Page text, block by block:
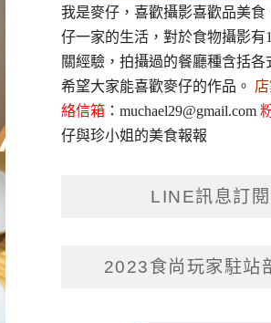
我是麥仔，喜歡攝影喜歡品美食
仔一家的生活，對於食物攝影有
關經驗，拍攝過的餐廳種含括各
希望大家能喜歡麥仔的作品。
絡信箱： muchael29@gmail.com
仔與珍小姐的美食報報
LINE訊息訂閱
2023食尚玩家駐站